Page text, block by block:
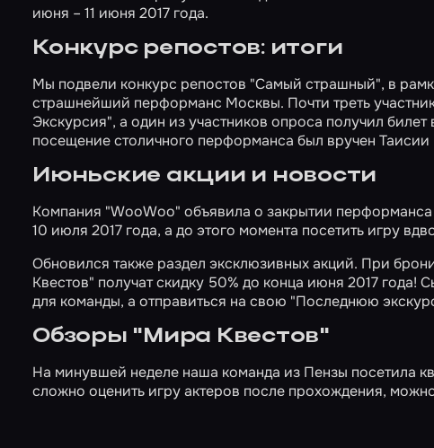
июня – 11 июня 2017 года.
Конкурс репостов: итоги
Мы подвели конкурс репостов "Самый страшный", в
страшнейший перформанс Москвы. Почти треть
Экскурсия", а один из участников опроса получил
посещение столичного перформанса был вручен Таисии
Июньские акции и новости
Компания "WooWoo" объявила о закрытии перформанса
10 июля 2017 года, а до этого момента посетить игру
Обновился также раздел эксклюзивных акций. При
Квестов" получат скидку 50% до конца июня 2017 года!
для команды, а отправиться на свою "Последнюю
Обзоры "Мира Квестов"
На минувшей неделе наша команда из Пензы посетила
сложно оценить игру актеров после прохождения,